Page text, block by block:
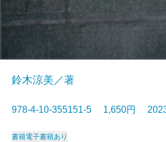
鈴木涼美／著
978-4-10-355151-5 1,650円
書籍電子書籍あり